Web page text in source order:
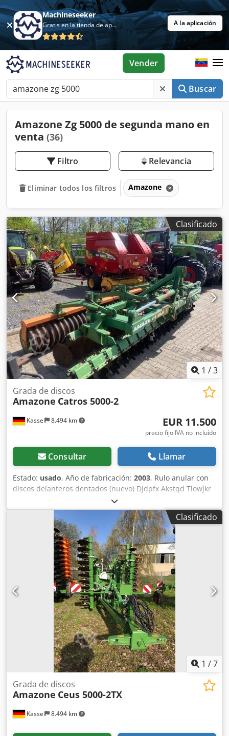
Machineseeker
Gratis en la tienda de aplicaciones A la aplicación
Buscar
Vender
Amazone Zg 5000 de segunda mano en
venta (36)
Filtro Relevancia
Eliminar todos los filtros Amazone
Clasificado
1 /3
Kassel 8.494 km
Grada de discos
Amazone Catros 5000-2
EUR 11.500
precio fijo IVA no incluído
Consultar Llamar
Estado: usado, Año de fabricación: 2003, Rulo anular con
discos delanteros dentados (nuevo) Djdpfx Akstqd Tlowjkr
Clasificado
1 /7
Kassel 8.494 km
Grada de discos
Amazone Ceus 5000-2TX